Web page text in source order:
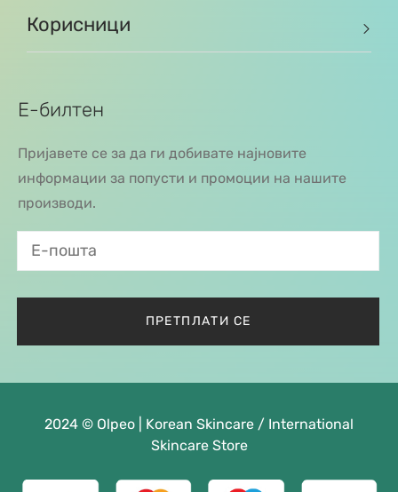
Корисници
Е-билтен
Пријавете се за да ги добивате најновите
информации за попусти и промоции на нашите
производи.
2024 © Olpeo | Korean Skincare / International
Skincare Store